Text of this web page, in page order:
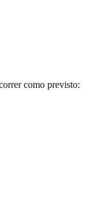
como previsto: